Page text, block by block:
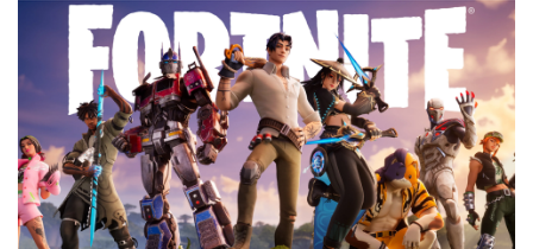
e até divertido.